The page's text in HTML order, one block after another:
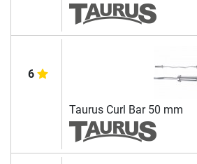
6
Taurus Curl Bar 50 mm